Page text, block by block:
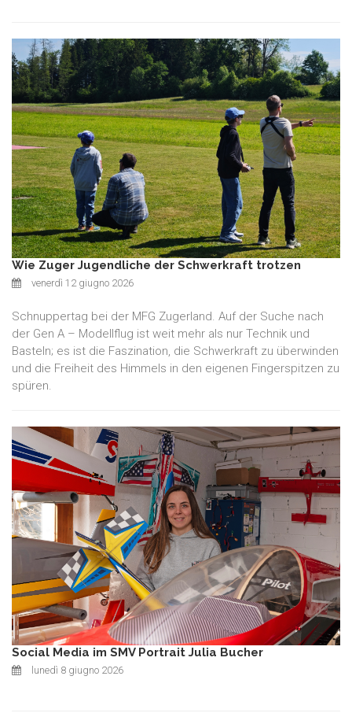
Wie Zuger Jugendliche der Schwerkraft trotzen
venerdì 12 giugno 2026
Schnuppertag bei der MFG Zugerland. Auf der Suche nach
der Gen A – Modellflug ist weit mehr als nur Technik und
Basteln; es ist die Faszination, die Schwerkraft zu überwinden
und die Freiheit des Himmels in den eigenen Fingerspitzen zu
spüren.
Social Media im SMV Portrait Julia Bucher
lunedì 8 giugno 2026